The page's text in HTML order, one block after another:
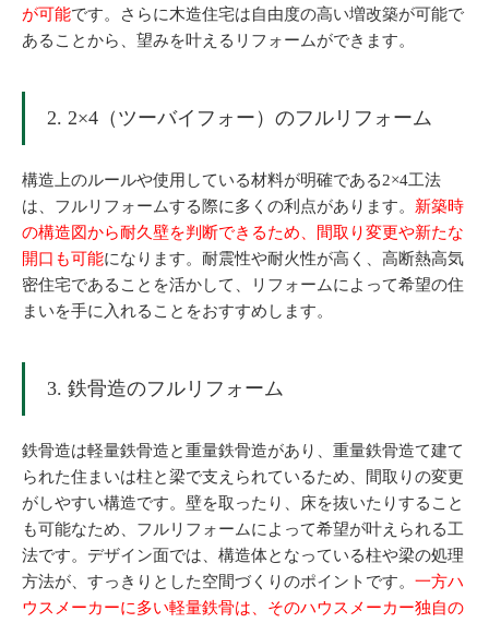
が可能です。さらに木造住宅は自由度の高い増改築が可能で
あることから、望みを叶えるリフォームができます。
2. 2×4（ツーバイフォー）のフルリフォーム
構造上のルールや使用している材料が明確である2×4工法
は、フルリフォームする際に多くの利点があります。 新築時
の構造図から耐久壁を判断できるため、間取り変更や新たな
開口も可能になります。耐震性や耐火性が高く、高断熱高気
密住宅であることを活かして、リフォームによって希望の住
まいを手に入れることをおすすめします。
3. 鉄骨造のフルリフォーム
鉄骨造は軽量鉄骨造と重量鉄骨造があり、重量鉄骨造て建て
られた住まいは柱と梁で支えられているため、間取りの変更
がしやすい構造です。壁を取ったり、床を抜いたりすること
も可能なため、フルリフォームによって希望が叶えられる工
法です。デザイン面では、構造体となっている柱や梁の処理
方法が、すっきりとした空間づくりのポイントです。 一方ハ
ウスメーカーに多い軽量鉄骨は、そのハウスメーカー独自の